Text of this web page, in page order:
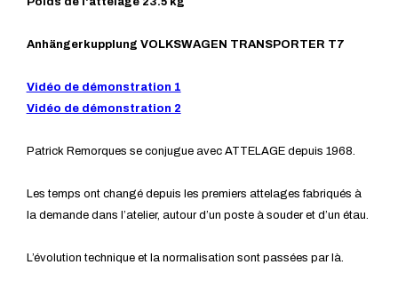
Anhängerkupplung VOLKSWAGEN TRANSPORTER T7
Vidéo de démonstration 1
Vidéo de démonstration 2
Patrick Remorques se conjugue avec ATTELAGE depuis 1968.
Les temps ont changé depuis les premiers attelages fabriqués à
la demande dans l’atelier, autour d’un poste à souder et d’un étau.
L’évolution technique et la normalisation sont passées par là.